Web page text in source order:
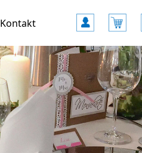
Kontakt